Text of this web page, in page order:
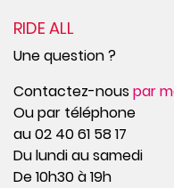
RIDE ALL
Une question ?
Contactez-nouspar
Ou par téléphone
au 02 40 61 58 17
Du lundi au samedi
De 10h30 à 19h